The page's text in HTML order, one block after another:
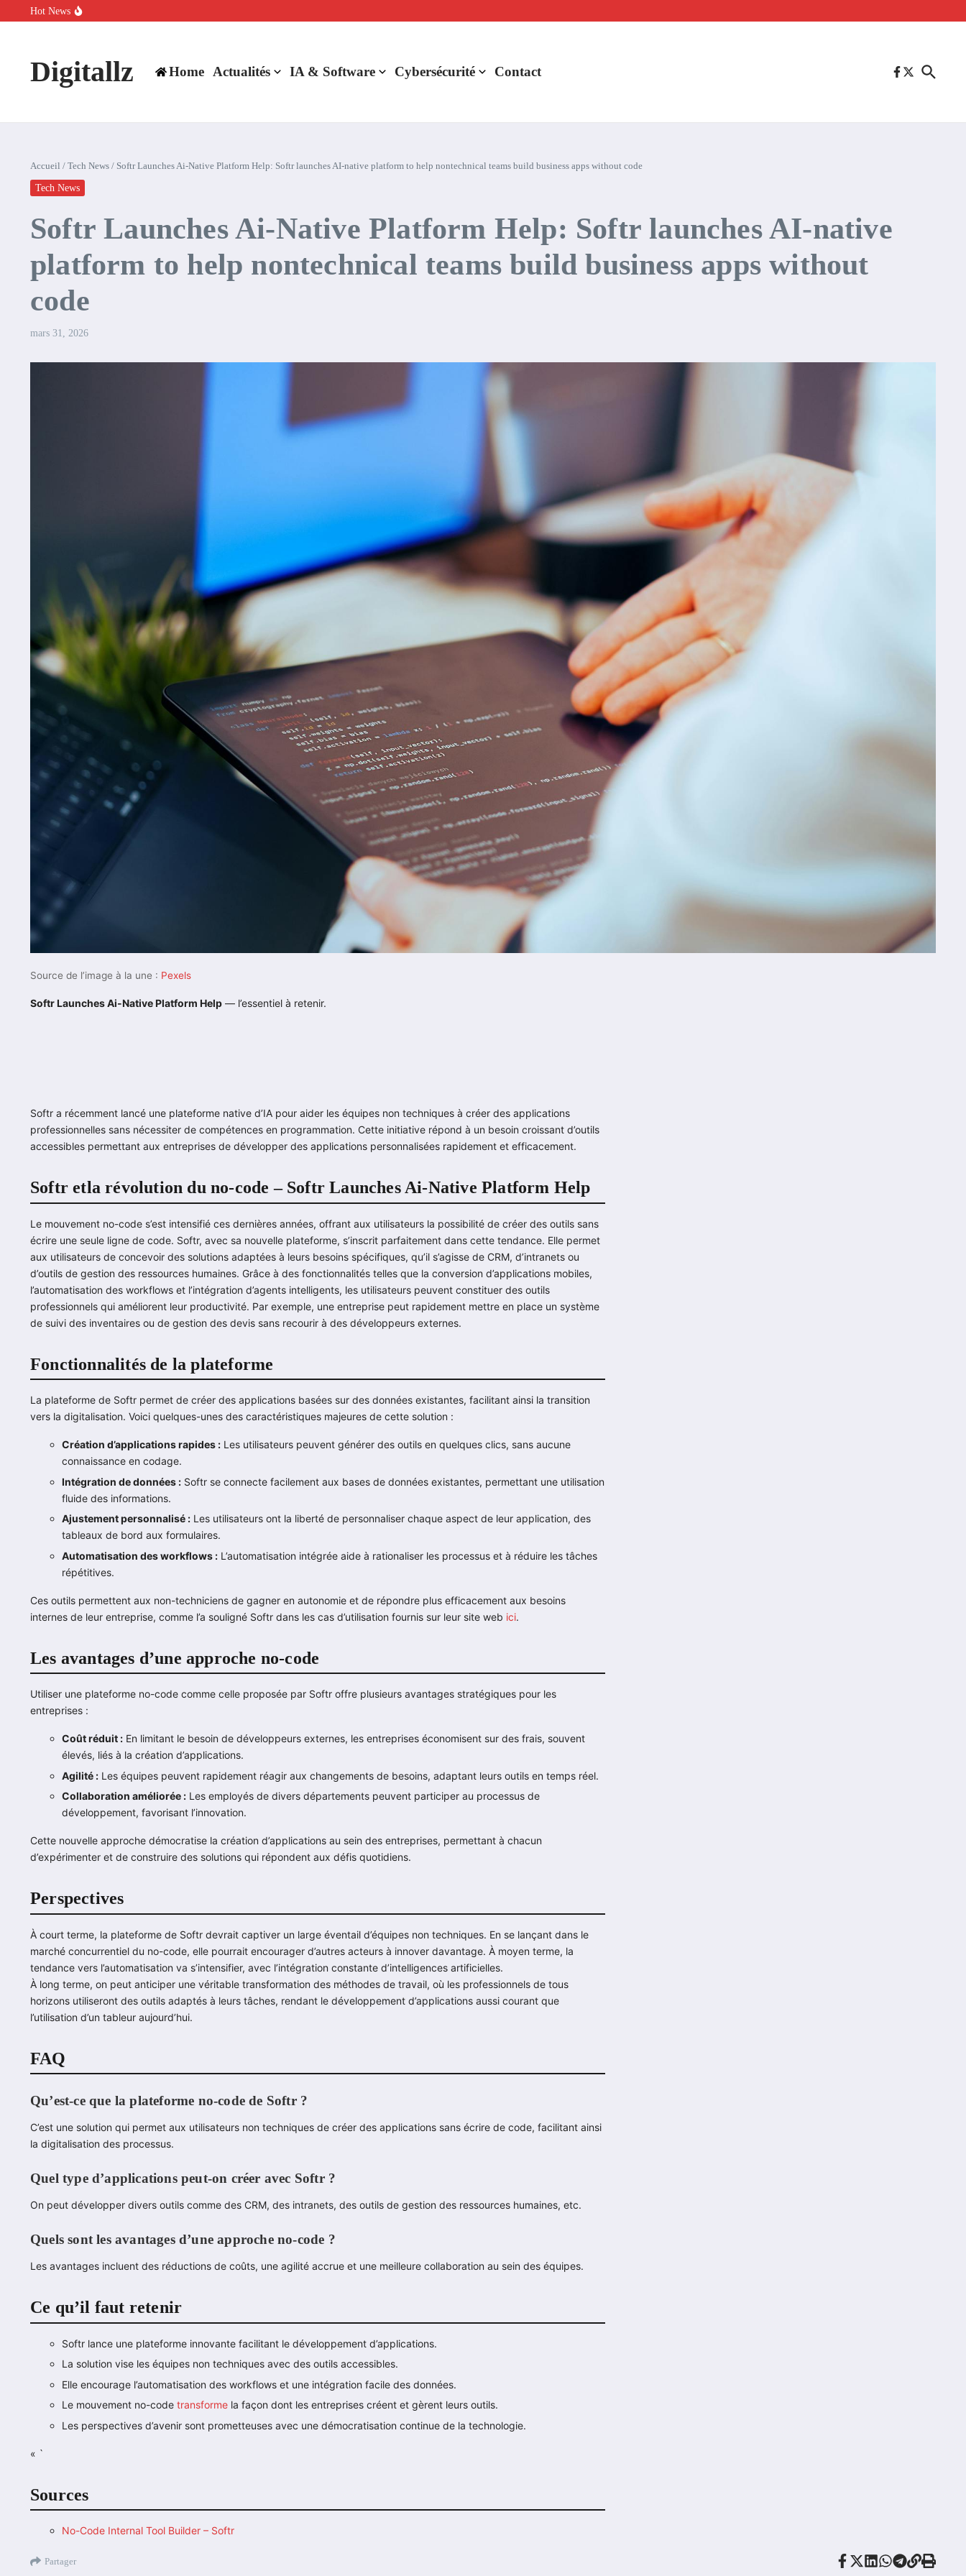
Aller au contenu
Hot News
Comment l’IA simplifie la data de caisse pour la transformer en levier de rentabilité ?
Digitallz Home Actualités IA & Software Cybersécurité Contact
Accueil / Tech News / Softr Launches Ai-Native Platform Help: Softr launches AI-native platform to help nontechnical teams build business apps without code
Tech News
Softr Launches Ai-Native Platform Help: Softr launches AI-native
platform to help nontechnical teams build business apps without
code
mars 31, 2026
Source de l’image à la une : Pexels
Softr Launches Ai-Native Platform Help — l’essentiel à retenir.
Softr a récemment lancé une plateforme native d’IA pour aider les équipes non techniques à créer des applications
professionnelles sans nécessiter de compétences en programmation. Cette initiative répond à un besoin croissant d’outils
accessibles permettant aux entreprises de développer des applications personnalisées rapidement et efficacement.
Softr etla révolution du no-code – Softr Launches Ai-Native Platform Help
Le mouvement no-code s’est intensifié ces dernières années, offrant aux utilisateurs la possibilité de créer des outils sans
écrire une seule ligne de code. Softr, avec sa nouvelle plateforme, s’inscrit parfaitement dans cette tendance. Elle permet
aux utilisateurs de concevoir des solutions adaptées à leurs besoins spécifiques, qu’il s’agisse de CRM, d’intranets ou
d’outils de gestion des ressources humaines. Grâce à des fonctionnalités telles que la conversion d’applications mobiles,
l’automatisation des workflows et l’intégration d’agents intelligents, les utilisateurs peuvent constituer des outils
professionnels qui améliorent leur productivité. Par exemple, une entreprise peut rapidement mettre en place un système
de suivi des inventaires ou de gestion des devis sans recourir à des développeurs externes.
Fonctionnalités de la plateforme
La plateforme de Softr permet de créer des applications basées sur des données existantes, facilitant ainsi la transition
vers la digitalisation. Voici quelques-unes des caractéristiques majeures de cette solution :
Création d’applications rapides : Les utilisateurs peuvent générer des outils en quelques clics, sans aucune
connaissance en codage.
Intégration de données : Softr se connecte facilement aux bases de données existantes, permettant une utilisation
fluide des informations.
Ajustement personnalisé : Les utilisateurs ont la liberté de personnaliser chaque aspect de leur application, des
tableaux de bord aux formulaires.
Automatisation des workflows : L’automatisation intégrée aide à rationaliser les processus et à réduire les tâches
répétitives.
Ces outils permettent aux non-techniciens de gagner en autonomie et de répondre plus efficacement aux besoins
internes de leur entreprise, comme l’a souligné Softr dans les cas d’utilisation fournis sur leur site web ici.
Les avantages d’une approche no-code
Utiliser une plateforme no-code comme celle proposée par Softr offre plusieurs avantages stratégiques pour les
entreprises :
Coût réduit : En limitant le besoin de développeurs externes, les entreprises économisent sur des frais, souvent
élevés, liés à la création d’applications.
Agilité : Les équipes peuvent rapidement réagir aux changements de besoins, adaptant leurs outils en temps réel.
Collaboration améliorée : Les employés de divers départements peuvent participer au processus de
développement, favorisant l’innovation.
Cette nouvelle approche démocratise la création d’applications au sein des entreprises, permettant à chacun
d’expérimenter et de construire des solutions qui répondent aux défis quotidiens.
Perspectives
À court terme, la plateforme de Softr devrait captiver un large éventail d’équipes non techniques. En se lançant dans le
marché concurrentiel du no-code, elle pourrait encourager d’autres acteurs à innover davantage. À moyen terme, la
tendance vers l’automatisation va s’intensifier, avec l’intégration constante d’intelligences artificielles.
À long terme, on peut anticiper une véritable transformation des méthodes de travail, où les professionnels de tous
horizons utiliseront des outils adaptés à leurs tâches, rendant le développement d’applications aussi courant que
l’utilisation d’un tableur aujourd’hui.
FAQ
Qu’est-ce que la plateforme no-code de Softr ?
C’est une solution qui permet aux utilisateurs non techniques de créer des applications sans écrire de code, facilitant ainsi
la digitalisation des processus.
Quel type d’applications peut-on créer avec Softr ?
On peut développer divers outils comme des CRM, des intranets, des outils de gestion des ressources humaines, etc.
Quels sont les avantages d’une approche no-code ?
Les avantages incluent des réductions de coûts, une agilité accrue et une meilleure collaboration au sein des équipes.
Ce qu’il faut retenir
Softr lance une plateforme innovante facilitant le développement d’applications.
La solution vise les équipes non techniques avec des outils accessibles.
Elle encourage l’automatisation des workflows et une intégration facile des données.
Le mouvement no-code transforme la façon dont les entreprises créent et gèrent leurs outils.
Les perspectives d’avenir sont prometteuses avec une démocratisation continue de la technologie.
« `
Sources
No-Code Internal Tool Builder – Softr
Partager